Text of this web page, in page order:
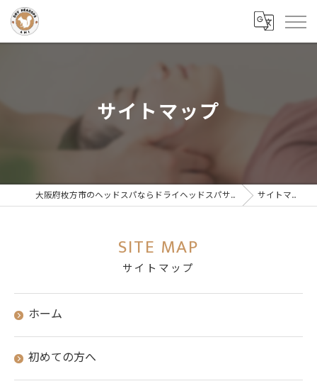
サイトマップ
大阪府枚方市のヘッドスパならドライヘッドスパサロンAMI サイトマップ
サイトマップ
SITE MAP
ホーム
初めての方へ